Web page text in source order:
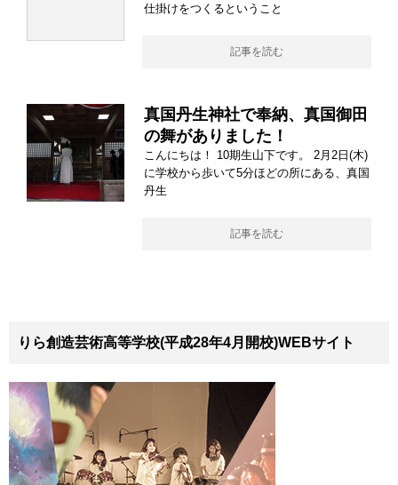
仕掛けをつくるということ
記事を読む
真国丹生神社で奉納、真国御田
の舞がありました！
こんにちは！ 10期生山下です。 2月2日(木)
に学校から歩いて5分ほどの所にある、真国
丹生
記事を読む
りら創造芸術高等学校(平成28年4月開校)WEBサイト